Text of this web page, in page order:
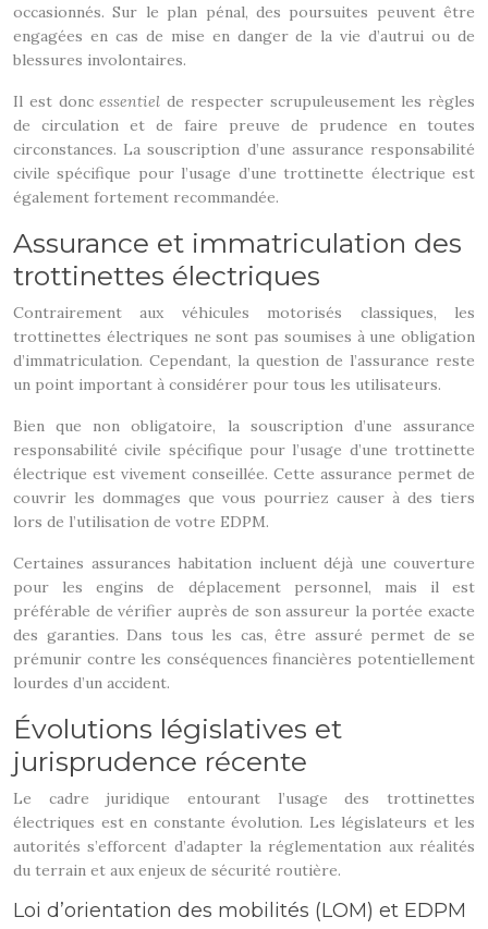
occasionnés. Sur le plan pénal, des poursuites peuvent être
engagées en cas de mise en danger de la vie d’autrui ou de
blessures involontaires.
Il est doncessentiel de respecter scrupuleusement les règles
de circulation et de faire preuve de prudence en toutes
circonstances. La souscription d’une assurance responsabilité
civile spécifique pour l’usage d’une trottinette électrique est
également fortement recommandée.
Assurance et immatriculation des
trottinettes électriques
Contrairement aux véhicules motorisés classiques, les
trottinettes électriques ne sont pas soumises à une obligation
d’immatriculation. Cependant, la question de l’assurance reste
un point important à considérer pour tous les utilisateurs.
Bien que non obligatoire, la souscription d’une assurance
responsabilité civile spécifique pour l’usage d’une trottinette
électrique est vivement conseillée. Cette assurance permet de
couvrir les dommages que vous pourriez causer à des tiers
lors de l’utilisation de votre EDPM.
Certaines assurances habitation incluent déjà une couverture
pour les engins de déplacement personnel, mais il est
préférable de vérifier auprès de son assureur la portée exacte
des garanties. Dans tous les cas, être assuré permet de se
prémunir contre les conséquences financières potentiellement
lourdes d’un accident.
Évolutions législatives et
jurisprudence récente
Le cadre juridique entourant l’usage des trottinettes
électriques est en constante évolution. Les législateurs et les
autorités s’efforcent d’adapter la réglementation aux réalités
du terrain et aux enjeux de sécurité routière.
Loi d’orientation des mobilités (LOM) et EDPM